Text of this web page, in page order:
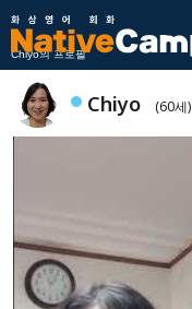
Chiyo의 프로필
Chiyo (60세)